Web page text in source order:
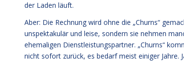
der Laden läuft.
Aber: Die Rechnung wird ohne die „Churns“
unspektakulär und leise, sondern sie nehmen
ehemaligen Dienstleistungspartner. „Churns“
nicht sofort zurück, es bedarf meist einiger Jahre.